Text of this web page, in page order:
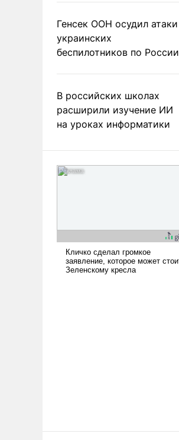
Генсек ООН осудил атаки
украинских
беспилотников по России
В российских школах
расширили изучение ИИ
на уроках информатики